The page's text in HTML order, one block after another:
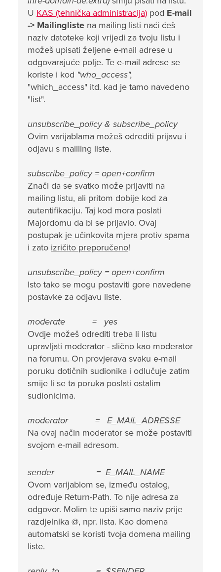
U KAS (tehnička administracija) pod E-mail
-> Mailingliste na mailing listi naći ćeš
naziv datoteke koji vrijedi za tvoju listu i
možeš upisati željene e-mail adrese u
odgovarajuće polje. Te e-mail adrese se
koriste i kod "who_access",
"which_access" itd. kad je tamo navedeno
"list".
unsubscribe_policy & subscribe_policy
Ovim varijablama možeš odrediti prijavu i
odjavu s mailling liste.
subscribe_policy = open+confirm
Znači da se svatko može prijaviti na
mailing listu, ali pritom dobije kod za
autentifikaciju. Taj kod mora poslati
Majordomu da bi se prijavio. Ovaj
postupak je učinkovita mjera protiv spama
i zato izričito preporučeno!
unsubscribe_policy = open+confirm
Isto tako se mogu postaviti gore navedene
postavke za odjavu liste.
moderate = yes
Ovdje možeš odrediti treba li listu
upravljati moderator - slično kao moderator
na forumu. On provjerava svaku e-mail
poruku dotičnih sudionika i odlučuje zatim
smije li se ta poruka poslati ostalim
sudionicima.
moderator = E_MAIL_ADRESSE
Na ovaj način moderator se može postaviti
svojom e-mail adresom.
sender = E_MAIL_NAME
Ovom varijablom se, između ostalog,
određuje Return-Path. To nije adresa za
odgovor. Molim te upiši samo naziv prije
razdjelnika @, npr. lista. Kao domena
automatski se koristi tvoja domena mailing
liste.